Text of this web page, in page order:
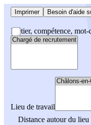
Imprimer Besoin d'aide
Métier, compétence,
Lieu de travail
Distance autour du lieu